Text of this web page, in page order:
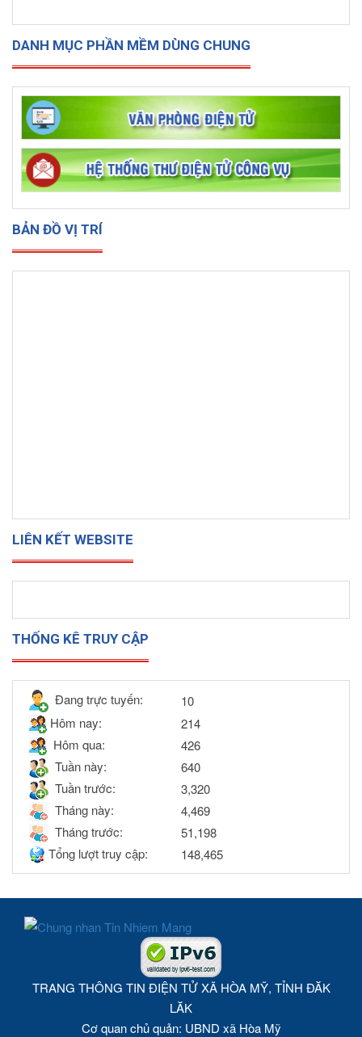
DANH MỤC PHẦN MỀM DÙNG CHUNG
BẢN ĐỒ VỊ TRÍ
LIÊN KẾT WEBSITE
THỐNG KÊ TRUY CẬP
Đang trực tuyến:
10
Hôm nay:
214
Hôm qua:
426
Tuần này:
640
Tuần trước:
3,320
Tháng này:
4,469
Tháng trước:
51,198
Tổng lượt truy cập:
148,465
TRANG THÔNG TIN ĐIỆN TỬ XÃ HÒA MỸ, TỈNH ĐĂK
LĂK
Cơ quan chủ quản: UBND xã Hòa Mỹ